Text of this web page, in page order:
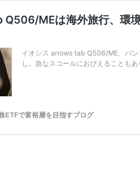
Q506/MEは海外旅行、環
イオシス arrows tab Q506/ME、バン
し。急なスコールにおびえることも
ETFで富裕層を目指すブログ